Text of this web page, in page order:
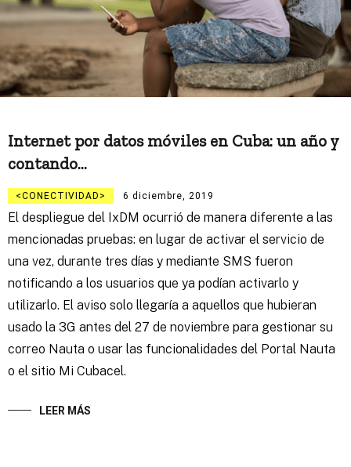
Internet por datos móviles en Cuba: un año y
contando…
CONECTIVIDAD 6 diciembre, 2019
El despliegue del IxDM ocurrió de manera diferente a las
mencionadas pruebas: en lugar de activar el servicio de
una vez, durante tres días y mediante SMS fueron
notificando a los usuarios que ya podían activarlo y
utilizarlo. El aviso solo llegaría a aquellos que hubieran
usado la 3G antes del 27 de noviembre para gestionar su
correo Nauta o usar las funcionalidades del Portal Nauta
o el sitio Mi Cubacel.
LEER MÁS